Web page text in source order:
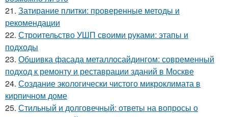
21. Затирание плитки: проверенные методы и
рекомендации
22. Строительство УШП своими руками: этапы и
подходы
23. Обшивка фасада металлосайдингом: современный
подход к ремонту и реставрации зданий в Москве
24. Создание экологически чистого микроклимата в
кирпичном доме
25. Стильный и долговечный: ответы на вопросы о